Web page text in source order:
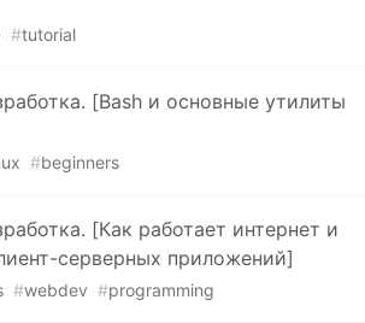
#tutorial
[Bash и основные утилиты
#beginners
[Как работает интернет и
серверных приложений]
#webdev #programming